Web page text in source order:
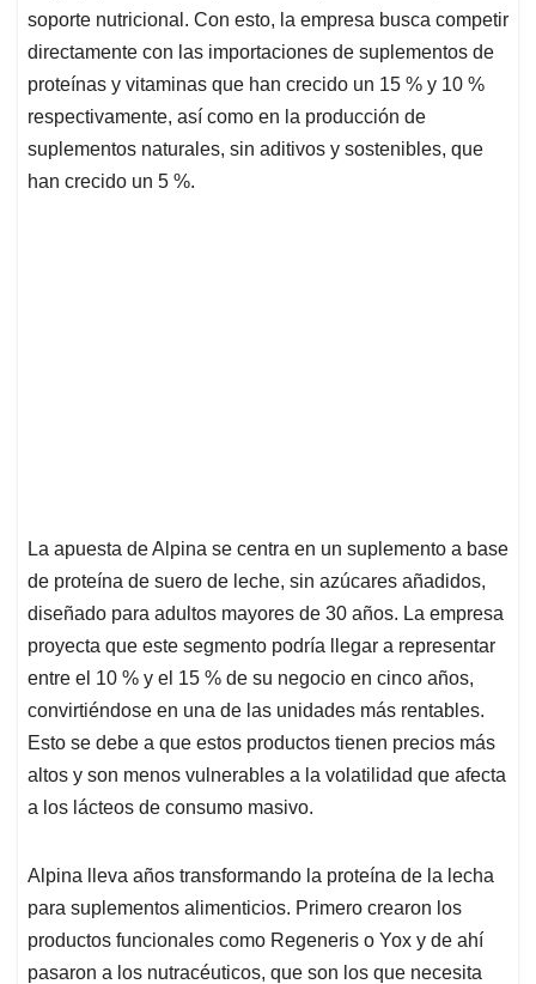
soporte nutricional. Con esto, la empresa busca competir
directamente con las importaciones de suplementos de
proteínas y vitaminas que han crecido un 15 % y 10 %
respectivamente, así como en la producción de
suplementos naturales, sin aditivos y sostenibles, que
han crecido un 5 %.
La apuesta de Alpina se centra en un suplemento a base
de proteína de suero de leche, sin azúcares añadidos,
diseñado para adultos mayores de 30 años. La empresa
proyecta que este segmento podría llegar a representar
entre el 10 % y el 15 % de su negocio en cinco años,
convirtiéndose en una de las unidades más rentables.
Esto se debe a que estos productos tienen precios más
altos y son menos vulnerables a la volatilidad que afecta
a los lácteos de consumo masivo.
Alpina lleva años transformando la proteína de la lecha
para suplementos alimenticios. Primero crearon los
productos funcionales como Regeneris o Yox y de ahí
pasaron a los nutracéuticos, que son los que necesita